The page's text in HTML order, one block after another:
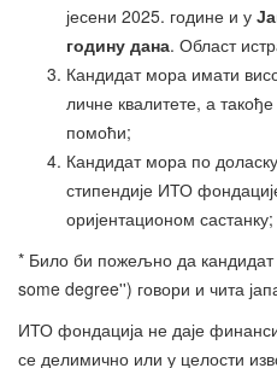
јесени 2025. године и у
годину дана. Област
Кандидат мора имати
личне квалитете, а
помоћи;
Кандидат мора по
стипендије ИТО
оријентационом састанку;
* Било би пожељно да
some degree'') говори и чита
ИТО фондација не даје
се делимично или у целости